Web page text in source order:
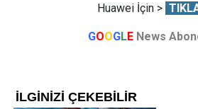
Huawei İçin >
GOOGLE News